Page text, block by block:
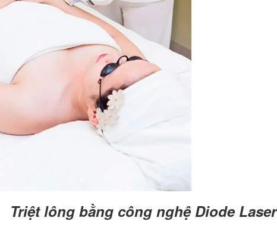
Triệt lông bằng công nghệ Diode Laser